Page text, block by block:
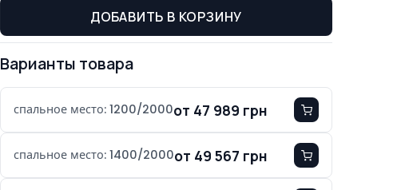
ДОБАВИТЬ В КОРЗИНУ
Варианты товара
спальное место: 1200/2000от 47 989 грн
спальное место: 1400/2000от 49 567 грн